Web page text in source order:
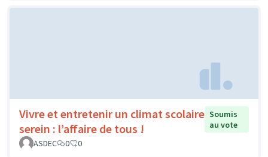
Vivre et entretenir un climat scolaire
serein : l’affaire de tous !
Soumis
au vote
ASDEC
0 0